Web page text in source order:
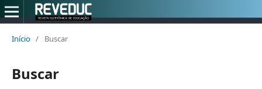
Início / Buscar
Buscar